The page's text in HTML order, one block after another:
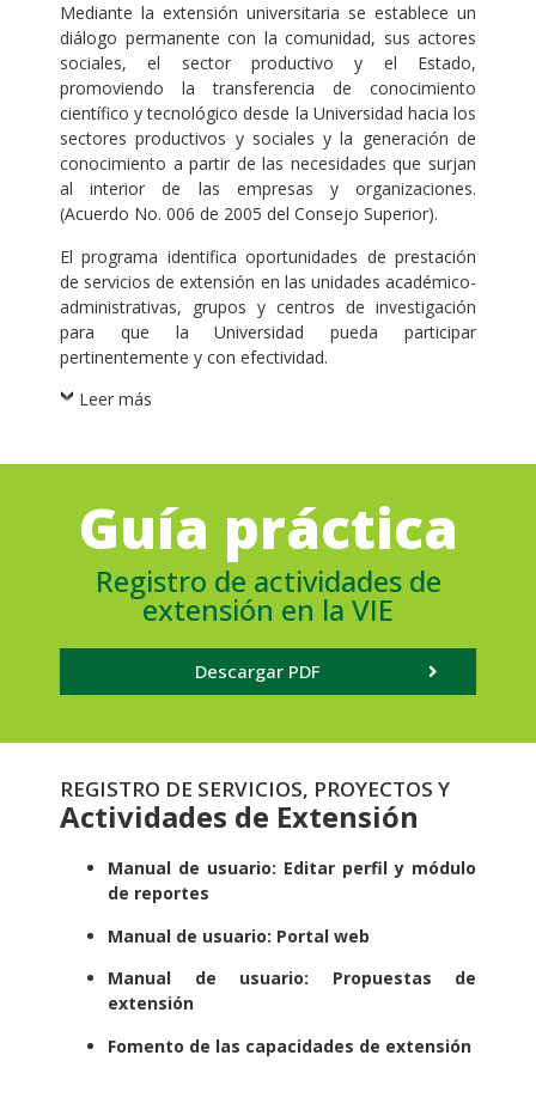
Mediante la extensión universitaria se establece un
diálogo permanente con la comunidad, sus actores
sociales, el sector productivo y el Estado,
promoviendo la transferencia de conocimiento
científico y tecnológico desde la Universidad hacia los
sectores productivos y sociales y la generación de
conocimiento a partir de las necesidades que surjan
al interior de las empresas y organizaciones.
(Acuerdo No. 006 de 2005 del Consejo Superior).
El programa identifica oportunidades de prestación
de servicios de extensión en las unidades académico-
administrativas, grupos y centros de investigación
para que la Universidad pueda participar
pertinentemente y con efectividad.
Leer más
Guía práctica
Registro de actividades de
extensión en la VIE
Descargar PDF
REGISTRO DE SERVICIOS, PROYECTOS Y
Actividades de Extensión
Manual de usuario: Editar perfil y módulo
de reportes
Manual de usuario: Portal web
Manual de usuario: Propuestas de
extensión
Fomento de las capacidades de extensión